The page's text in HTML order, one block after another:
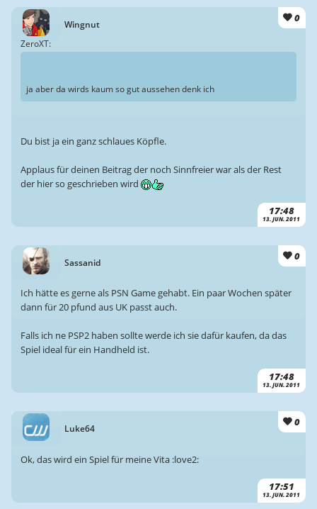
Wingnut
0
17:48
13. JUN. 2011
ZeroXT:
ja aber da wirds kaum so gut aussehen denk ich
Du bist ja ein ganz schlaues Köpfle.
Applaus für deinen Beitrag der noch Sinnfreier war als der Rest
der hier so geschrieben wird
Sassanid
0
17:48
13. JUN. 2011
Ich hätte es gerne als PSN Game gehabt. Ein paar Wochen später
dann für 20 pfund aus UK passt auch.
Falls ich ne PSP2 haben sollte werde ich sie dafür kaufen, da das
Spiel ideal für ein Handheld ist.
Luke64
0
17:51
13. JUN. 2011
Ok, das wird ein Spiel für meine Vita :love2: